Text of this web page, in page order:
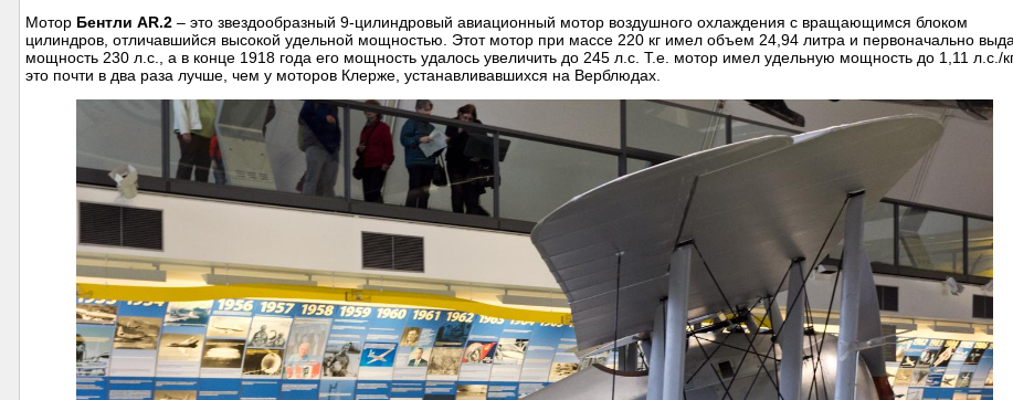
Мотор Бентли AR.2 – это звездообразный 9-цилиндровый авиационный мотор воздушного охлаждения с вращающимся блоком
цилиндров, отличавшийся высокой удельной мощностью. Этот мотор при массе 220 кг имел объем 24,94 литра и первоначально
мощность 230 л.с., а в конце 1918 года его мощность удалось увеличить до 245 л.с. Т.е. мотор имел удельную мощность до 1,11 л.с./
это почти в два раза лучше, чем у моторов Клерже, устанавливавшихся на Верблюдах.